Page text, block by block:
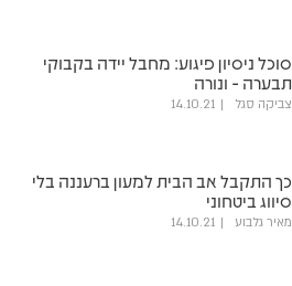
סוכל ניסיון פיגוע: מחבל יידה בקבוקי
תבערה - ונורה
צביקה סגל 14.10.21
כך התקבל אב הבית למעון ברעננה בלי
סיווג ביטחוני
מאיר גלבוע 14.10.21